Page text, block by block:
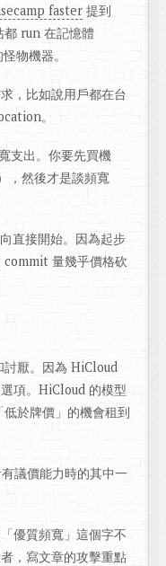
faster 提到
都 run 在記憶體
物機器。
，比如說用戶都在台
。
支出。你要先買機
，然後才是談頻寬
直接開始。因為起步
commit 量幾乎價格砍
討厭。因為 HiCloud
項。HiCloud 的模型
於牌價」的機會租到
議價能力時的其中一
優質頻寬」這個字不
，寫文章的攻擊重點